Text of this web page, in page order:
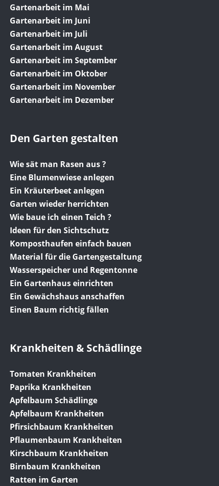
Gartenarbeit im Mai
Gartenarbeit im Juni
Gartenarbeit im Juli
Gartenarbeit im August
Gartenarbeit im September
Gartenarbeit im Oktober
Gartenarbeit im November
Gartenarbeit im Dezember
Den Garten gestalten
Wie sät man Rasen aus ?
Eine Blumenwiese anlegen
Ein Kräuterbeet anlegen
Garten wieder herrichten
Wie baue ich einen Teich ?
Ideen für den Sichtschutz
Komposthaufen einfach bauen
Material für die Gartengestaltung
Wasserspeicher und Regentonne
Ein Gartenhaus einrichten
Ein Gewächshaus anschaffen
Einen Baum richtig fällen
Krankheiten & Schädlinge
Tomaten Krankheiten
Paprika Krankheiten
Apfelbaum Schädlinge
Apfelbaum Krankheiten
Pfirsichbaum Krankheiten
Pflaumenbaum Krankheiten
Kirschbaum Krankheiten
Birnbaum Krankheiten
Ratten im Garten